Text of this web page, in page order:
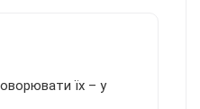
їх – у